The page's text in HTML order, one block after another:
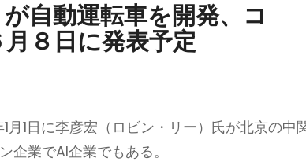
自動運転車を開発、コ
８日に発表予定
月1日に李彦宏（ロビン・リー）氏が北京の中
企業でAI企業でもある。